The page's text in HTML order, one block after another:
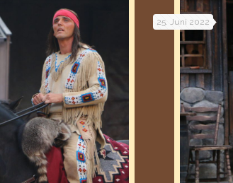
25. Juni 2022